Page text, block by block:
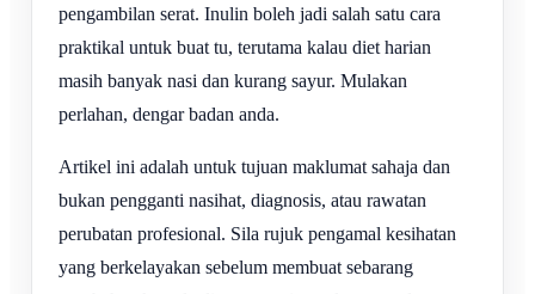
pengambilan serat. Inulin boleh jadi salah satu cara
praktikal untuk buat tu, terutama kalau diet harian
masih banyak nasi dan kurang sayur. Mulakan
perlahan, dengar badan anda.
Artikel ini adalah untuk tujuan maklumat sahaja dan
bukan pengganti nasihat, diagnosis, atau rawatan
perubatan profesional. Sila rujuk pengamal kesihatan
yang berkelayakan sebelum membuat sebarang